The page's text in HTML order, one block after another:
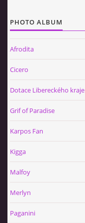
PHOTO ALBUM
Afrodita
Cicero
Dotace Libereckého kraje
Grif of Paradise
Karpos Fan
Kigga
Malfoy
Merlyn
Paganini